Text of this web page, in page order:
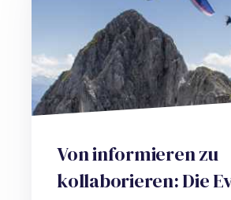
Von informieren zu
kollaborieren: Die